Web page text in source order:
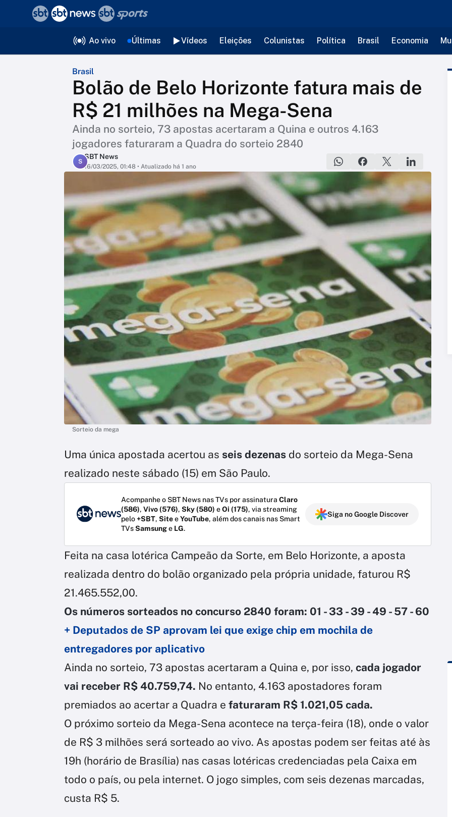
Ao vivo Últimas Vídeos Eleições Colunistas Política Brasil Economia
Brasil
Bolão de Belo Horizonte fatura mais de
R$ 21 milhões na Mega-Sena
Ainda no sorteio, 73 apostas acertaram a Quina e outros 4.163
jogadores faturaram a Quadra do sorteio 2840
S
SBT News
16/03/2025, 01:48 • Atualizado há 1 ano
Sorteio da mega
Uma única apostada acertou as seis dezenas do sorteio da Mega-Sena
realizado neste sábado (15) em São Paulo.
Acompanhe o SBT News nas TVs por assinatura Claro
(586), Vivo (576), Sky (580) eOi (175), via streaming
pelo+SBT, SiteeYouTube, além dos canais nas Smart
TVsSamsunge LG.
Siga no Google Discover
Feita na casa lotérica Campeão da Sorte, em Belo Horizonte, a aposta
realizada dentro do bolão organizado pela própria unidade, faturou R$
21.465.552,00.
Os números sorteados no concurso 2840 foram: 01 - 33 - 39 - 49 - 57 - 60
+ Deputados de SP aprovam lei que exige chip em mochila de
entregadores por aplicativo
Ainda no sorteio, 73 apostas acertaram a Quina e, por isso, cada jogador
vai receber R$ 40.759,74. No entanto, 4.163 apostadores foram
premiados ao acertar a Quadra e faturaram R$ 1.021,05 cada.
O próximo sorteio da Mega-Sena acontece na terça-feira (18), onde o valor
de R$ 3 milhões será sorteado ao vivo. As apostas podem ser feitas até às
19h (horário de Brasília) nas casas lotéricas credenciadas pela Caixa em
todo o país, ou pela internet. O jogo simples, com seis dezenas marcadas,
custa R$ 5.
voltar
Editorias